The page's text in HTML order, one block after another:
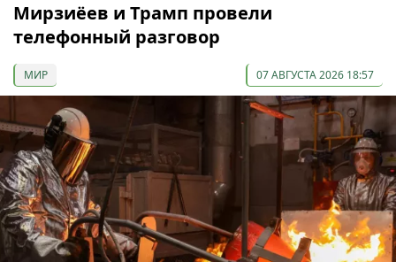
Мирзиёев и Трамп провели
телефонный разговор
МИР 07 АВГУСТА 2026 18:57